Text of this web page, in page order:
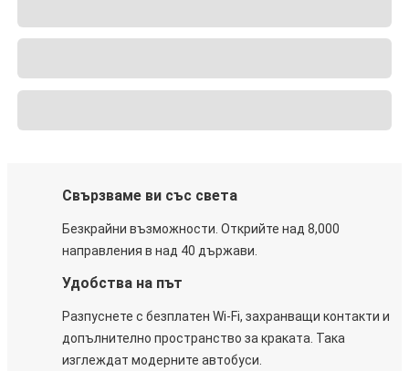
Свързваме ви със света
Безкрайни възможности. Открийте над 8,000
направления в над 40 държави.
Удобства на път
Разпуснете с безплатен Wi-Fi, захранващи контакти и
допълнително пространство за краката. Така
изглеждат модерните автобуси.